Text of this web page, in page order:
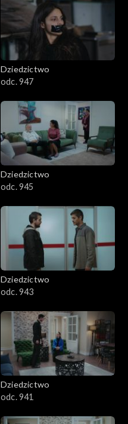
Dziedzictwo
odc. 947
Dziedzictwo
odc. 945
Dziedzictwo
odc. 943
Dziedzictwo
odc. 941